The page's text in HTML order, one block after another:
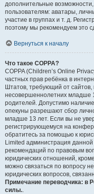
дополнительные
пользователям: аватары,
участие в группах и т. д.
поэтому мы рекомендуем это
Вернуться к началу
Что такое COPPA?
COPPA (Children’s Online
частных прав ребёнка в
Штатов, требующий от
несовершеннолетних младше
родителей. Допустимо
опекуны разрешают сбор
младше 13 лет. Если вы не
регистрирующемуся на
обратитесь за помощью к
Limited администрация
рекомендаций по правовым
юридических отношений,
можно связаться по вопросу
юридических вопросов,
Примечание переводчика: в
силы..